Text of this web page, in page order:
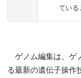
ている
ゲノム編集は、ゲ
る最新の遺伝子操作